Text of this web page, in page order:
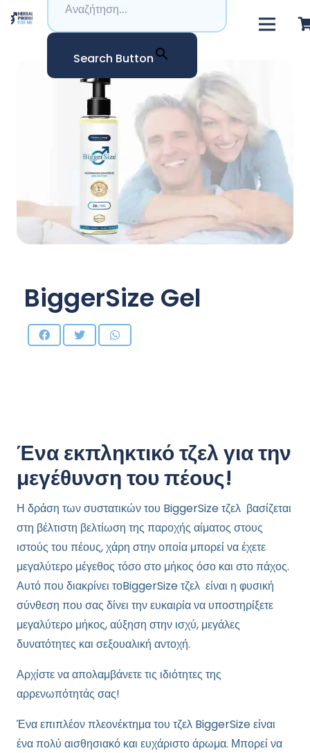
Search Button
BiggerSize Gel
Ένα εκπληκτικό τζελ για την
μεγέθυνση του πέους!
Η δράση των συστατικών του BiggerSize τζελ βασίζεται
στη βέλτιστη βελτίωση της παροχής αίματος στους
ιστούς του πέους, χάρη στην οποία μπορεί να έχετε
μεγαλύτερο μέγεθος τόσο στο μήκος όσο και στο πάχος.
Αυτό που διακρίνει τοBiggerSize τζελ είναι η φυσική
σύνθεση που σας δίνει την ευκαιρία να υποστηρίξετε
μεγαλύτερο μήκος, αύξηση στην ισχύ, μεγάλες
δυνατότητες και σεξουαλική αντοχή.
Αρχίστε να απολαμβάνετε τις ιδιότητες της
αρρενωπότητάς σας!
Ένα επιπλέον πλεονέκτημα του τζελ BiggerSize είναι
ένα πολύ αισθησιακό και ευχάριστο άρωμα. Μπορεί να